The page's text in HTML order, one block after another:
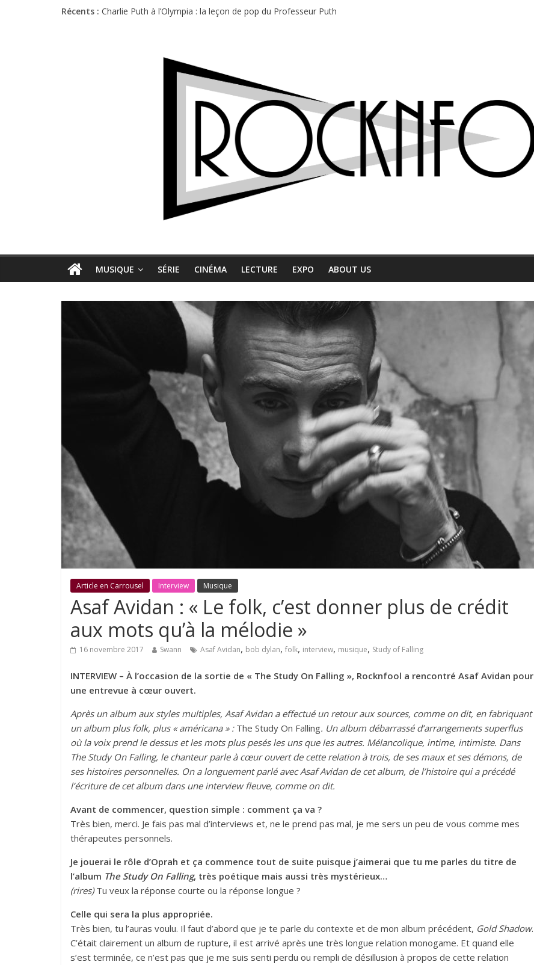
Récents : Charlie Puth à l’Olympia : la leçon de pop du Professeur Puth
Première édition du Midgard Festival : entre bière, métal et tatouages
MUSIQUE SÉRIE CINÉMA LECTURE EXPO ABOUT US
Article en Carrousel Interview Musique
Asaf Avidan : « Le folk, c’est donner plus de crédit
aux mots qu’à la mélodie »
16 novembre 2017 Swann Asaf Avidan, bob dylan, folk, interview, musique, Study of Falling
INTERVIEW – À l’occasion de la sortie de « The Study On Falling », Rocknfool a rencontré Asaf Avidan pour
une entrevue à cœur ouvert.
Après un album aux styles multiples, Asaf Avidan a effectué un retour aux sources, comme on dit, en fabriquant
un album plus folk, plus « américana » :The Study On Falling. Un album débarrassé d’arrangements superflus
où la voix prend le dessus et les mots plus pesés les uns que les autres. Mélancolique, intime, intimiste. Dans
The Study On Falling, le chanteur parle à cœur ouvert de cette relation à trois, de ses maux et ses démons, de
ses histoires personnelles. On a longuement parlé avec Asaf Avidan de cet album, de l’histoire qui a précédé
l’écriture de cet album dans une interview fleuve, comme on dit.
Avant de commencer, question simple : comment ça va ?
Très bien, merci. Je fais pas mal d’interviews et, ne le prend pas mal, je me sers un peu de vous comme mes
thérapeutes personnels.
Je jouerai le rôle d’Oprah et ça commence tout de suite puisque j’aimerai que tu me parles du titre de
l’album The Study On Falling, très poétique mais aussi très mystérieux…
(rires)Tu veux la réponse courte ou la réponse longue ?
Celle qui sera la plus appropriée.
Très bien, tu l’auras voulu. Il faut d’abord que je te parle du contexte et de mon album précédent, Gold Shadow.
C’était clairement un album de rupture, il est arrivé après une très longue relation monogame. Et quand elle
s’est terminée, ce n’est pas que je me suis senti perdu ou rempli de désillusion à propos de cette relation